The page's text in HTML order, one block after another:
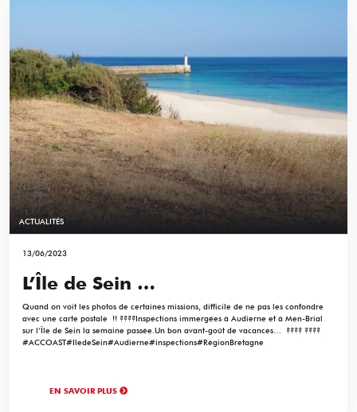
ACTUALITÉS
13/06/2023
L’Île de Sein …
Quand on voit les photos de certaines missions, difficile de ne pas les confondre
avec une carte postale !! ????Inspections immergées à Audierne et à Men-Brial
sur l’Île de Sein la semaine passée.Un bon avant-goût de vacances… ???? ????
#ACCOAST#IledeSein#Audierne#inspections#RégionBretagne
EN SAVOIR PLUS